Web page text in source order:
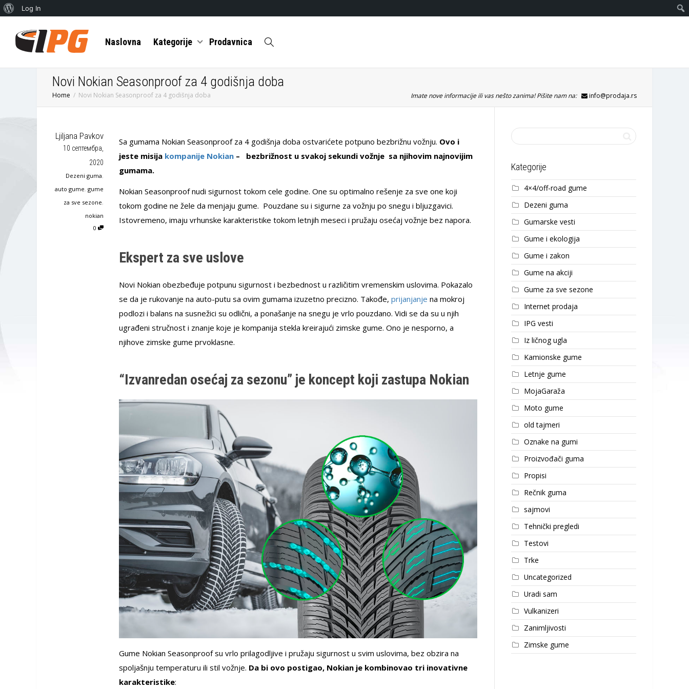
Log In
Naslovna Kategorije Prodavnica
Novi Nokian Seasonproof za 4 godišnja doba
Home Novi Nokian Seasonproof za 4 godišnja doba Imate nove informacije ili vas nešto zanima! Pišite nam na: info@prodaja.rs
Ljiljana Pavkov
10 септембра,
2020
Dezeni guma,
auto gume, gume
za sve sezone,
nokian
0
Sa gumama Nokian Seasonproof za 4 godišnja doba ostvarićete potpuno bezbrižnu vožnju. Ovo i
jeste misija kompanije Nokian – bezbrižnost u svakoj sekundi vožnje sa njihovim najnovijim
gumama.
Nokian Seasonproof nudi sigurnost tokom cele godine. One su optimalno rešenje za sve one koji
tokom godine ne žele da menjaju gume. Pouzdane su i sigurne za vožnju po snegu i bljuzgavici.
Istovremeno, imaju vrhunske karakteristike tokom letnjih meseci i pružaju osećaj vožnje bez napora.
Ekspert za sve uslove
Novi Nokian obezbeđuje potpunu sigurnost i bezbednost u različitim vremenskim uslovima. Pokazalo
se da je rukovanje na auto-putu sa ovim gumama izuzetno precizno. Takođe, prijanjanje na mokroj
podlozi i balans na susnežici su odlični, a ponašanje na snegu je vrlo pouzdano. Vidi se da su u njih
ugrađeni stručnost i znanje koje je kompanija stekla kreirajući zimske gume. Ono je nesporno, a
njihove zimske gume prvoklasne.
“Izvanredan osećaj za sezonu” je koncept koji zastupa Nokian
Gume Nokian Seasonproof su vrlo prilagodljive i pružaju sigurnost u svim uslovima, bez obzira na
spoljašnju temperaturu ili stil vožnje. Da bi ovo postigao, Nokian je kombinovao tri inovativne
karakteristike:
Kategorije
4×4/off-road gume
Dezeni guma
Gumarske vesti
Gume i ekologija
Gume i zakon
Gume na akciji
Gume za sve sezone
Internet prodaja
IPG vesti
Iz ličnog ugla
Kamionske gume
Letnje gume
MojaGaraža
Moto gume
old tajmeri
Oznake na gumi
Proizvođači guma
Propisi
Rečnik guma
sajmovi
Tehnički pregledi
Testovi
Trke
Uncategorized
Uradi sam
Vulkanizeri
Zanimljivosti
Zimske gume